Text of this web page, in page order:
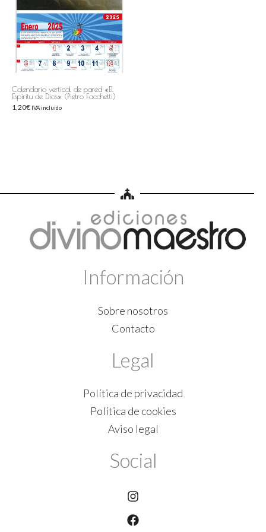
Calendario vertical de pared «El
Espíritu de Dios» (Pietro Facchetti)
1,20€ IVA incluido
Información
Sobre nosotros
Contacto
Legal
Política de privacidad
Política de cookies
Aviso legal
Social
Instagram
Facebook